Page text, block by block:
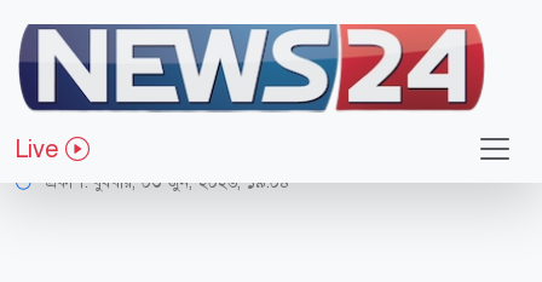
Live
বিনোদন
অস্ট্রেলিয়ার ছয় শহরে মুক্তি পাচ্ছে ‘রইদ’
প্রকাশ:বুধবার, ০৩ জুন, ২০২৬, ১৯:০৪